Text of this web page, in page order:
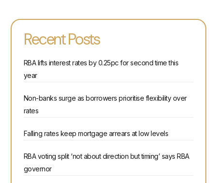
Recent Posts
RBA lifts interest rates by 0.25pc for second time this
year
Non-banks surge as borrowers prioritise flexibility over
rates
Falling rates keep mortgage arrears at low levels
RBA voting split ‘not about direction but timing’ says RBA
governor